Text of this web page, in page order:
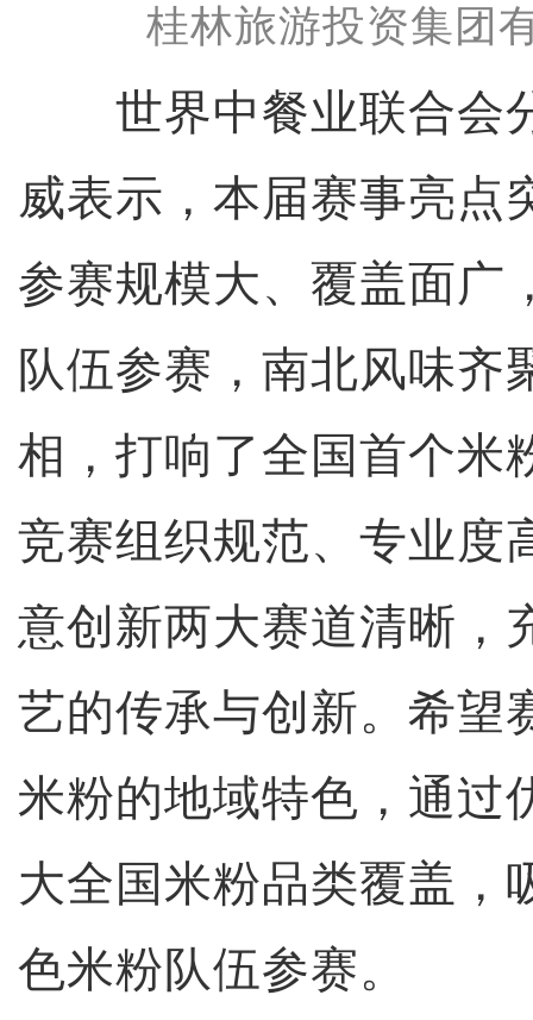
桂林旅游投资集团
世界中餐业联合会
威表示，本届赛事亮点
参赛规模大、覆盖面广
队伍参赛，南北风味齐
相，打响了全国首个米
竞赛组织规范、专业度
意创新两大赛道清晰，
艺的传承与创新。希望
米粉的地域特色，通过
大全国米粉品类覆盖，
色米粉队伍参赛。